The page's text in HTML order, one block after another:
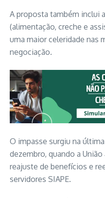
A proposta também inclui
(alimentação, creche e
uma maior celeridade nas
negociação.
O impasse surgiu na
dezembro, quando a
reajuste de benefícios e
servidores SIAPE.